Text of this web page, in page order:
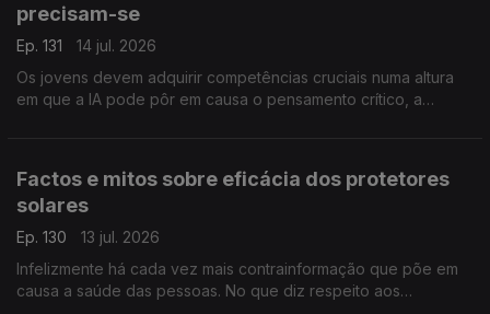
precisam-se
Ep. 131
14 jul. 2026
Os jovens devem adquirir competências cruciais numa altura
em que a IA pode pôr em causa o pensamento crítico, a
Factos e mitos sobre eficácia dos protetores
solares
Ep. 130
13 jul. 2026
Infelizmente há cada vez mais contrainformação que põe em
causa a saúde das pessoas. No que diz respeito aos